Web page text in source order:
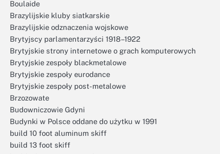
Boulaide
Brazylijskie kluby siatkarskie
Brazylijskie odznaczenia wojskowe
Brytyjscy parlamentarzyści 1918–1922
Brytyjskie strony internetowe o grach komputerowych
Brytyjskie zespoły blackmetalowe
Brytyjskie zespoły eurodance
Brytyjskie zespoły post-metalowe
Brzozowate
Budowniczowie Gdyni
Budynki w Polsce oddane do użytku w 1991
build 10 foot aluminum skiff
build 13 foot skiff